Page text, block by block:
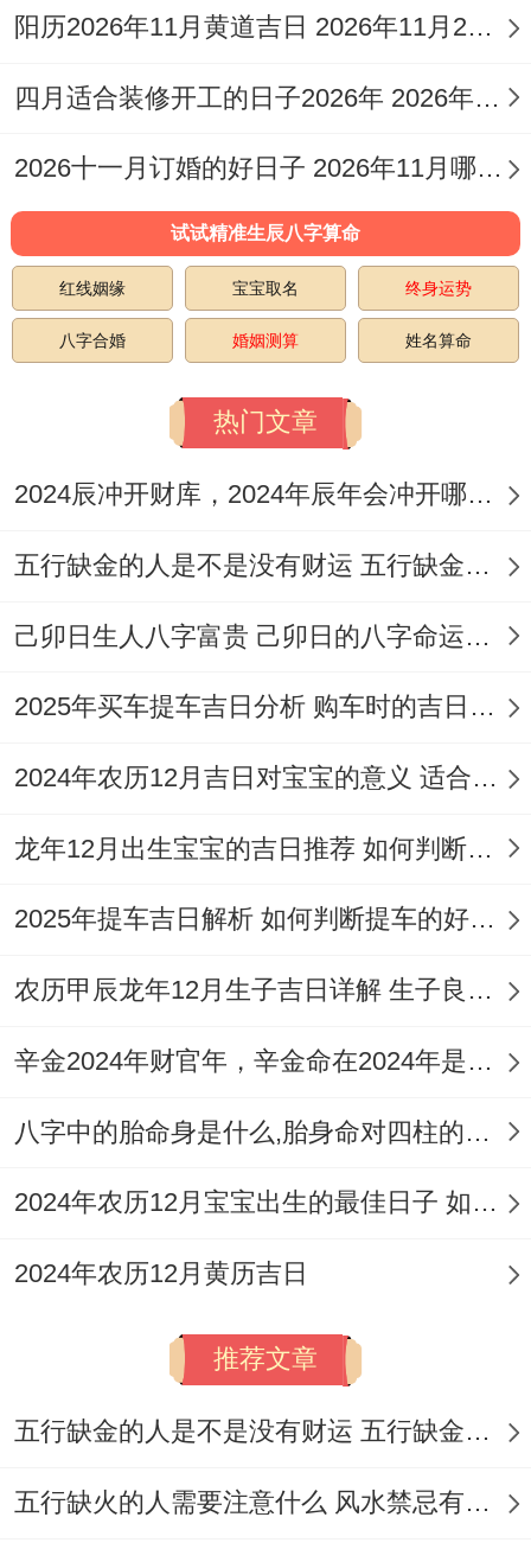
庚子日（阳历2026年3月15日。星期日） ：
此日青龙当值,宜理发，冠笄、嫁娶，进人
稠、安葬，破土、作梁，作灶、开生坟，此
日冲马煞南,生肖属马者不宜在此日结婚。
己丑日（阳历2026年3月16日,星期一）:此
日明堂黄道；宜嫁娶、祭祀、开光、祈福、
求嗣、出火、入宅、移徙、安床、拆卸、动
土、破土、谢土.
忌合帐、开市、安葬、入殓.此日冲羊煞东；
癸巳日（阳历2026年3月22日，星期日）:此
日宜嫁娶、祭祀、开光、祈福、求嗣、出
卸、修造、安门、挂匾、纳财、扫舍！
但忌动土、伐木、安葬、行丧。此日冲牛煞
2026丙午马年太岁位于正南方。岁破之位在
正北方，此二位整年全都不宜大兴土木、安
触犯岁破；招致不安...三煞位也在北方，此
方位宜静不宜动,动土、装修、搬迁等事均需
选择吉日时需仔细核对当日是否跟新人双方
生肖相冲相刑...比如马年需尤其注意避开冲
定的基础！紫白九星飞泊的方位吉凶亦需参
房布置方位，以纳吉气。
传统婚嫁禁忌合方位
阳历2026年11月黄道吉日 2026年11月26日阳历黄道吉日
四月适合装修开工的日子2026年 2026年四月份适合装修开工的黄道吉日
2026十一月订婚的好日子 2026年11月哪天订婚好
试试精准生辰八字算命
红线姻缘 宝宝取名 终身运势
八字合婚 婚姻测算 姓名算命
热门文章
2024辰冲开财库，2024年辰年会冲开哪些人的财库
五行缺金的人是不是没有财运 五行缺金的人命运好不好
己卯日生人八字富贵 己卯日的八字命运如何
2025年买车提车吉日分析 购车时的吉日与禁忌
2024年农历12月吉日对宝宝的意义 适合龙年宝宝出生的日子有哪些
龙年12月出生宝宝的吉日推荐 如何判断吉日是否适合宝宝
2025年提车吉日解析 如何判断提车的好日子
农历甲辰龙年12月生子吉日详解 生子良辰的影响因素
辛金2024年财官年，辛金命在2024年是财官年还是财印年
八字中的胎命身是什么,胎身命对四柱的影响
2024年农历12月宝宝出生的最佳日子 如何挑选适合的吉日
2024年农历12月黄历吉日
推荐文章
五行缺金的人是不是没有财运 五行缺金的人命运好不好
五行缺火的人需要注意什么 风水禁忌有哪些